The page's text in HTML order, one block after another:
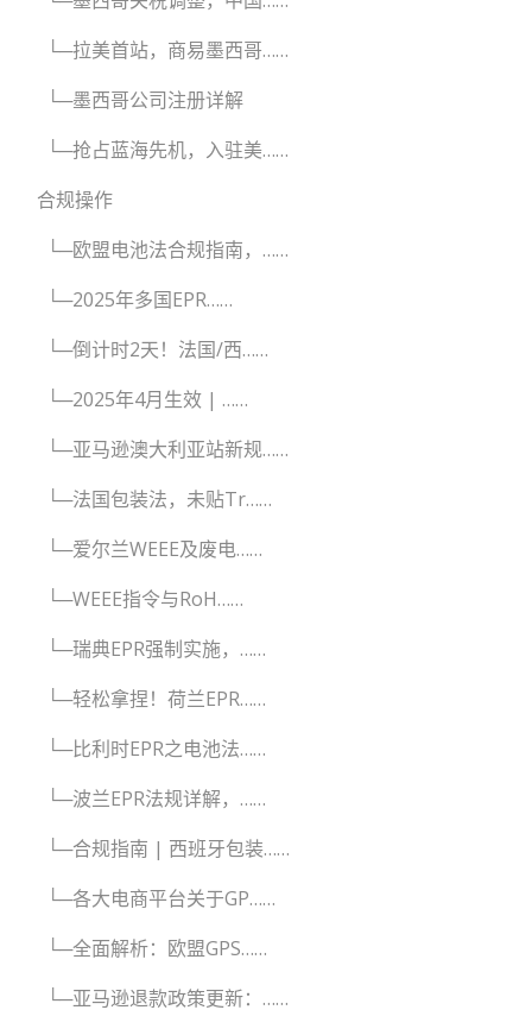
└─拉美首站，商易墨西哥……
└─墨西哥公司注册详解
└─抢占蓝海先机，入驻美……
合规操作
└─欧盟电池法合规指南，……
└─2025年多国EPR……
└─倒计时2天！法国/西……
└─2025年4月生效 | ……
└─亚马逊澳大利亚站新规……
└─法国包装法，未贴Tr……
└─爱尔兰WEEE及废电……
└─WEEE指令与RoH……
└─瑞典EPR强制实施，……
└─轻松拿捏！荷兰EPR……
└─比利时EPR之电池法……
└─波兰EPR法规详解，……
└─合规指南 | 西班牙包装……
└─各大电商平台关于GP……
└─全面解析：欧盟GPS……
└─亚马逊退款政策更新：……